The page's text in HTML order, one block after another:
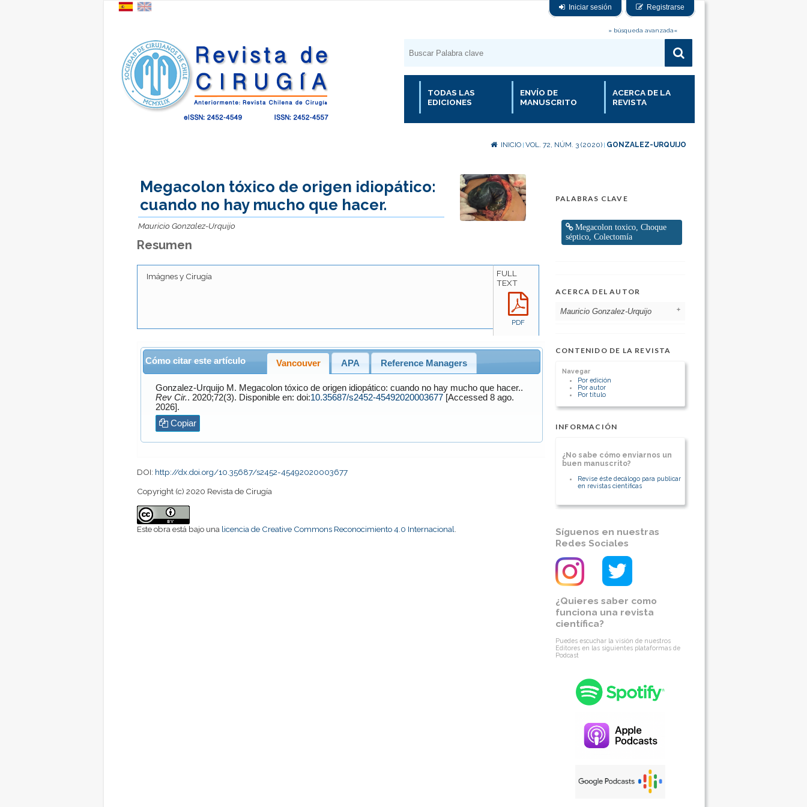
Iniciar sesión Registrarse
» búsqueda avanzada«
TODAS LAS
EDICIONES
ENVÍO DE
MANUSCRITO
ACERCA DE LA
REVISTA
INICIO VOL. 72, NÚM. 3 (2020) GONZALEZ-URQUIJO
PALABRAS CLAVE
Megacolon toxico, Choque
séptico, Colectomía
ACERCA DEL AUTOR
Mauricio Gonzalez-Urquijo
Medicina y Ciencias de la Salud
Departamento de Cirugia General.
Residente
[Ver otros artículos de este autor]
CONTENIDO DE LA REVISTA
Navegar
Por edición
Por autor
Por título
INFORMACIÓN
¿No sabe cómo enviarnos un
buen manuscrito?
Revise éste decálogo para publicar
en revistas científicas
Síguenos en nuestras
Redes Sociales
¿Quieres saber como
funciona una revista
científica?
Puedes escuchar la visión de nuestros
Editores en las siguientes plataformas de
Podcast
Megacolon tóxico de origen idiopático:
cuando no hay mucho que hacer.
Mauricio Gonzalez-Urquijo
Resumen
FULL
TEXT
PDF
Imágnes y Cirugía
Cómo citar este artículo Vancouver APA Reference Managers
Gonzalez-Urquijo
M. Megacolon tóxico de origen idiopático: cuando no hay mucho que hacer..
Rev Cir.
. 2020;72(3). Disponible en: doi:10.35687/s2452-45492020003677[Accessed 8 ago.
2026].
Copiar
DOI: http://dx.doi.org/10.35687/s2452-45492020003677
Copyright (c) 2020 Revista de Cirugía
Este obra está bajo una licencia de Creative Commons Reconocimiento 4.0 Internacional.